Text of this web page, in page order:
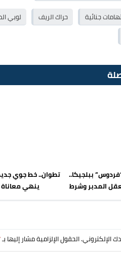
جنائية حراك الريف لوبي
ببلجيكا..
المدبر وشرط
تطوان.. خط جوي
ينهي
الإلكتروني.الحقول الإلزامية مشار إليها بـ